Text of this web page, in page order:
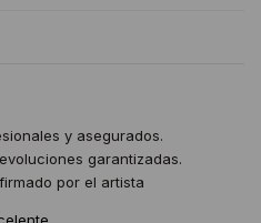
y asegurados.
garantizadas.
por el artista